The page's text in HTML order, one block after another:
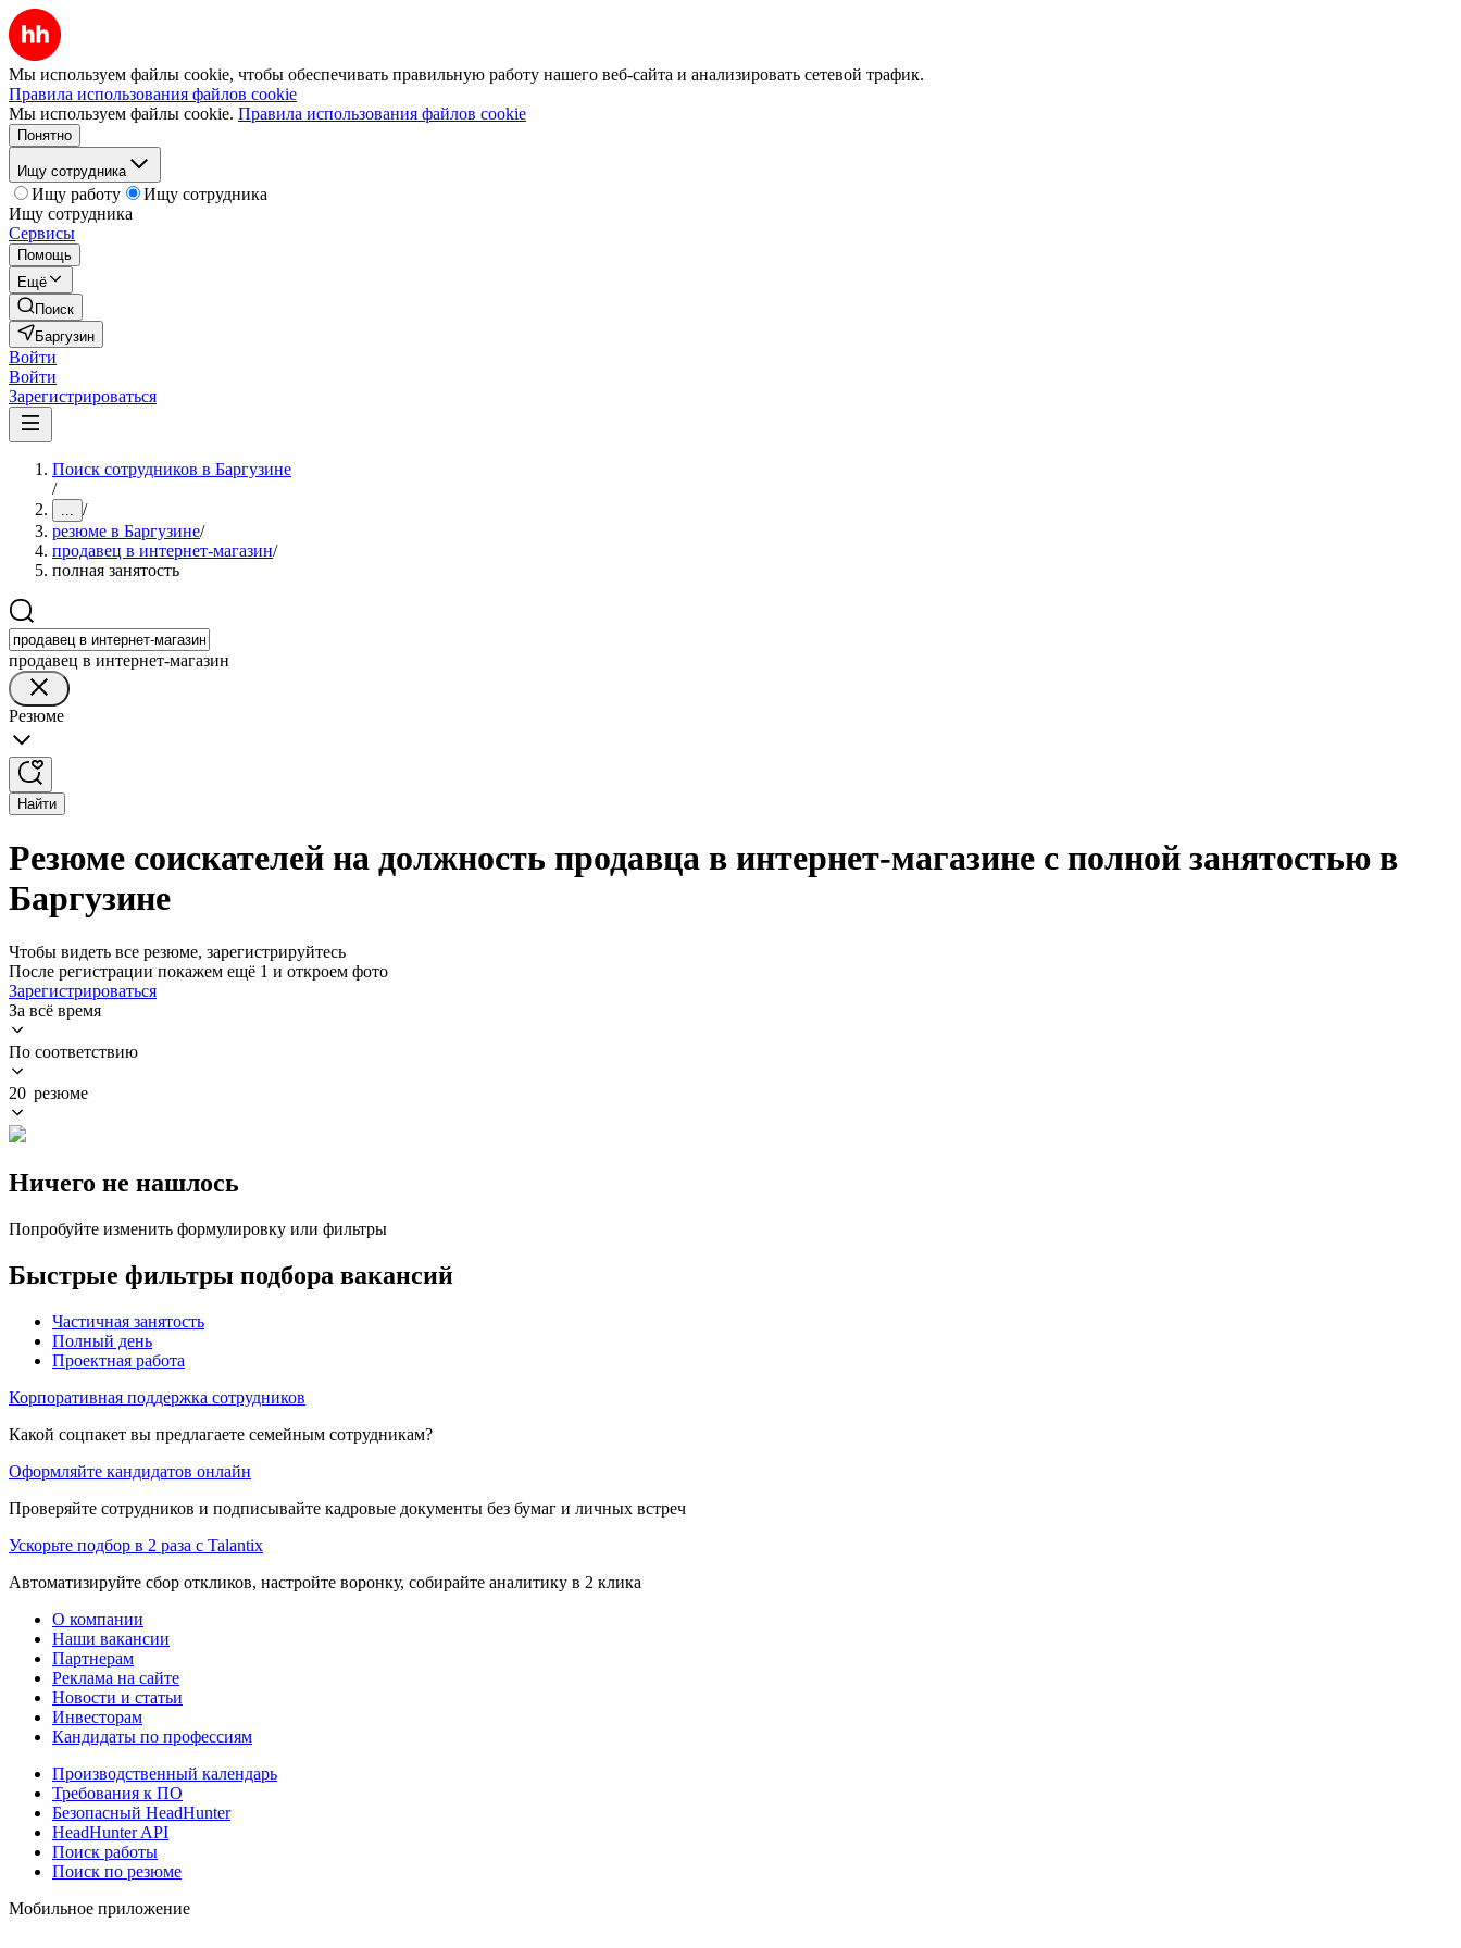
Мы используем файлы cookie, чтобы обеспечивать правильную работу нашего веб-сайта и анализировать сетевой трафик.
Правила использования файлов cookie
Мы используем файлы cookie. Правила использования файлов cookie
Понятно
Ищу сотрудника
Ищу работу
Ищу сотрудника
Ищу сотрудника
Сервисы
Помощь
Ещё
Поиск
Баргузин
Войти
Войти
Зарегистрироваться
Поиск сотрудников в Баргузине
/
... /
резюме в Баргузине/
продавец в интернет-магазин/
полная занятость
продавец в интернет-магазин
Резюме
Найти
Резюме соискателей на должность продавца в интернет-магазине с полной занятостью в
Баргузине
Чтобы видеть все резюме, зарегистрируйтесь
После регистрации покажем ещё 1 и откроем фото
Зарегистрироваться
За всё время
По соответствию
20 резюме
Ничего не нашлось
Попробуйте изменить формулировку или фильтры
Быстрые фильтры подбора вакансий
Частичная занятость
Полный день
Проектная работа
Корпоративная поддержка сотрудников
Какой соцпакет вы предлагаете семейным сотрудникам?
Оформляйте кандидатов онлайн
Проверяйте сотрудников и подписывайте кадровые документы без бумаг и личных встреч
Ускорьте подбор в 2 раза с Talantix
Автоматизируйте сбор откликов, настройте воронку, собирайте аналитику в 2 клика
О компании
Наши вакансии
Партнерам
Реклама на сайте
Новости и статьи
Инвесторам
Кандидаты по профессиям
Производственный календарь
Требования к ПО
Безопасный HeadHunter
HeadHunter API
Поиск работы
Поиск по резюме
Мобильное приложение